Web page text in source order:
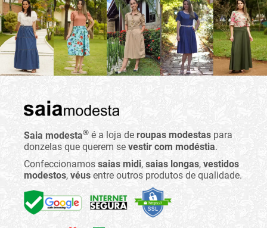
Saia modesta® é a loja de roupas modestas para
donzelas que querem se vestir com modéstia.
Confeccionamos saias midi, saias longas, vestidos
modestos, véus entre outros produtos de qualidade.